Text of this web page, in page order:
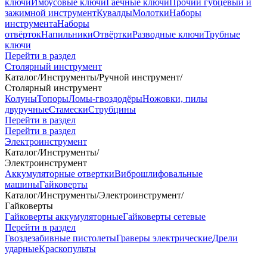
ключиИмбусовые ключиГаечные ключиПрочий губцевый и
зажимной инструментКувалдыМолоткиНаборы
инструментаНаборы
отвёртокНапильникиОтвёрткиРазводные ключиТрубные
ключи
Перейти в раздел
Столярный инструмент
Каталог/Инструменты/Ручной инструмент/
Столярный инструмент
КолуныТопорыЛомы-гвоздодёрыНожовки, пилы
двуручныеСтамескиСтрубцины
Перейти в раздел
Перейти в раздел
Электроинструмент
Каталог/Инструменты/
Электроинструмент
Аккумуляторные отверткиВиброшлифовальные
машиныГайковерты
Каталог/Инструменты/Электроинструмент/
Гайковерты
Гайковерты аккумуляторныеГайковерты сетевые
Перейти в раздел
Гвоздезабивные пистолетыГраверы электрическиеДрели
ударныеКраскопульты